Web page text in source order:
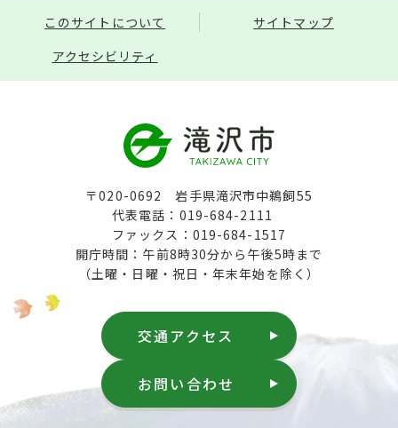
このサイトについて
サイトマップ
アクセシビリティ
〒020-0692 岩手県滝沢市中鵜飼55
代表電話：019-684-2111
ファックス：019-684-1517
開庁時間：午前8時30分から午後5時まで
（土曜・日曜・祝日・年末年始を除く）
交通アクセス
お問い合わせ